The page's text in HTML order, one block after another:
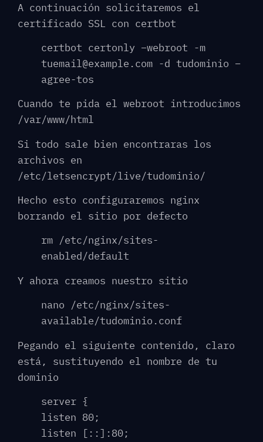
A continuación solicitaremos el
certificado SSL con certbot
certbot certonly –webroot -m
tuemail@example.com -d tudominio –
agree-tos
Cuando te pida el webroot introducimos
/var/www/html
Si todo sale bien encontraras los
archivos en
/etc/letsencrypt/live/tudominio/
Hecho esto configuraremos nginx
borrando el sitio por defecto
rm /etc/nginx/sites-
enabled/default
Y ahora creamos nuestro sitio
nano /etc/nginx/sites-
available/tudominio.conf
Pegando el siguiente contenido, claro
está, sustituyendo el nombre de tu
dominio
server {
listen 80;
listen [::]:80;